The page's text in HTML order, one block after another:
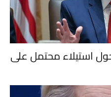
حول استيلاء محتمل على